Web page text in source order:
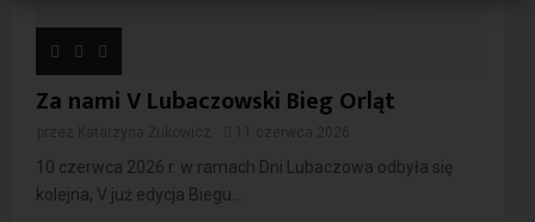
Za nami V Lubaczowski Bieg Orląt
10 czerwca 2026 r. w ramach Dni Lubaczowa odbyła się
kolejna, V już edycja Biegu...